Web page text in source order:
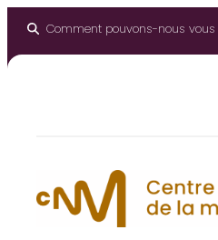
Comment pouvons-nous vous